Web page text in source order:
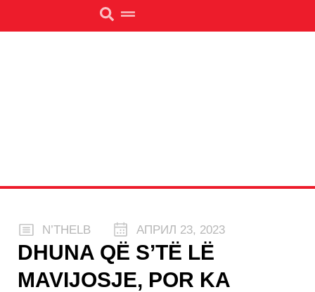
N’THELB АПРИЛ 23, 2023
DHUNA QË S’TË LË
MAVIJOSJE, POR KA